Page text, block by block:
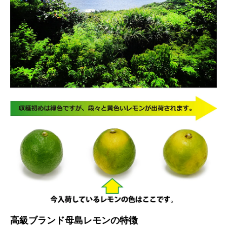
高級ブランド母島レモンの特徴